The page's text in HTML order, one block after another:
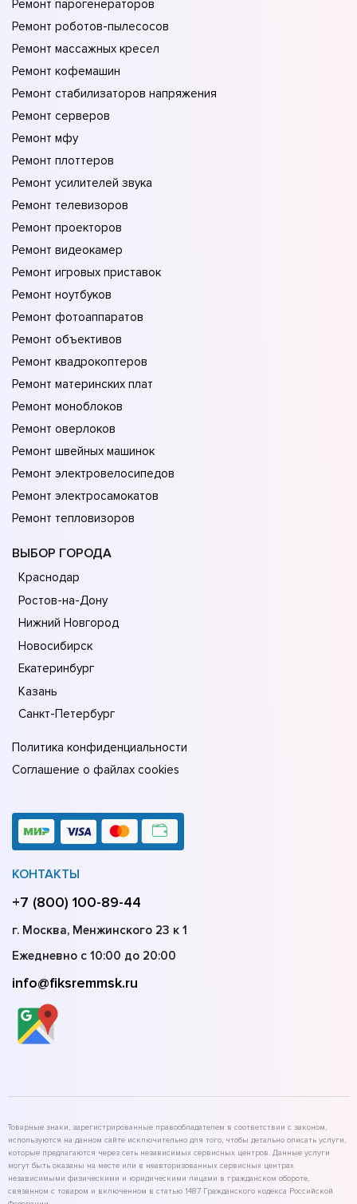
Ремонт парогенераторов
Ремонт роботов-пылесосов
Ремонт массажных кресел
Ремонт кофемашин
Ремонт стабилизаторов напряжения
Ремонт серверов
Ремонт мфу
Ремонт плоттеров
Ремонт усилителей звука
Ремонт телевизоров
Ремонт проекторов
Ремонт видеокамер
Ремонт игровых приставок
Ремонт ноутбуков
Ремонт фотоаппаратов
Ремонт объективов
Ремонт квадрокоптеров
Ремонт материнских плат
Ремонт моноблоков
Ремонт оверлоков
Ремонт швейных машинок
Ремонт электровелосипедов
Ремонт электросамокатов
Ремонт тепловизоров
ВЫБОР ГОРОДА
Краснодар
Ростов-на-Дону
Нижний Новгород
Новосибирск
Екатеринбург
Казань
Санкт-Петербург
Политика конфиденциальности
Соглашение о файлах cookies
КОНТАКТЫ
+7 (800) 100-89-44
г. Москва, Менжинского 23 к 1
Ежедневно с 10:00 до 20:00
info@fiksremmsk.ru
Товарные знаки, зарегистрированные правообладателем в соответствии с законом,
используются на данном сайте исключительно для того, чтобы детально описать услуги,
которые предлагаются через сеть независимых сервисных центров. Данные услуги
могут быть оказаны на месте или в неавторизованных сервисных центрах
независимыми физическими и юридическими лицами в гражданском обороте,
связанном с товаром и включенном в статью 1487 Гражданского кодекса Российской